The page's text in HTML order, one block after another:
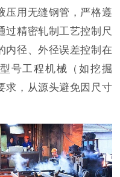
压用无缝钢管，严格遵
过精密轧制工艺控制尺
内径、外径误差控制在
号工程机械（如挖掘
求，从源头避免因尺寸